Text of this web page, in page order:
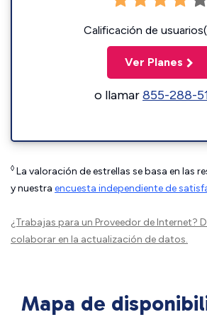
Calificación de
Ver Planes
o llamar855-288-
◊ La valoración de estrellas se basa en las
y nuestra encuesta independiente de
¿Trabajas para un Proveedor de Internet?
colaborar en la actualización de datos.
Mapa de